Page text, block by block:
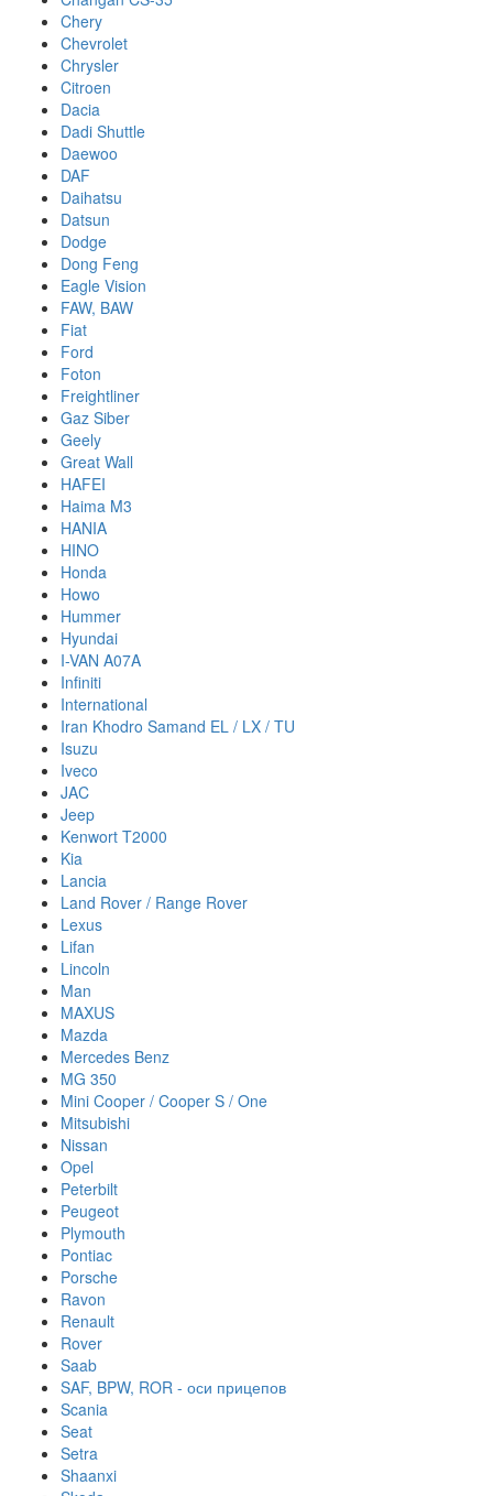
Chery
Chevrolet
Chrysler
Citroen
Dacia
Dadi Shuttle
Daewoo
DAF
Daihatsu
Datsun
Dodge
Dong Feng
Eagle Vision
FAW, BAW
Fiat
Ford
Foton
Freightliner
Gaz Siber
Geely
Great Wall
HAFEI
Haima M3
HANIA
HINO
Honda
Howo
Hummer
Hyundai
I-VAN A07A
Infiniti
International
Iran Khodro Samand EL / LX / TU
Isuzu
Iveco
JAC
Jeep
Kenwort T2000
Kia
Lancia
Land Rover / Range Rover
Lexus
Lifan
Lincoln
Man
MAXUS
Mazda
Mercedes Benz
MG 350
Mini Cooper / Cooper S / One
Mitsubishi
Nissan
Opel
Peterbilt
Peugeot
Plymouth
Pontiac
Porsche
Ravon
Renault
Rover
Saab
SAF, BPW, ROR - оси прицепов
Scania
Seat
Setra
Shaanxi